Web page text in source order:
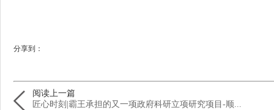
分享到：
阅读上一篇
匠心时刻|霸王承担的又一项政府科研立项研究项目-顺...